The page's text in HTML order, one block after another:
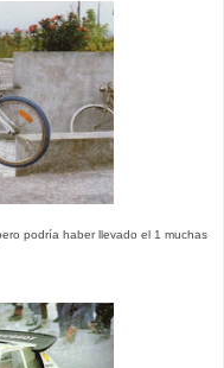
podría haber llevado el 1 muchas